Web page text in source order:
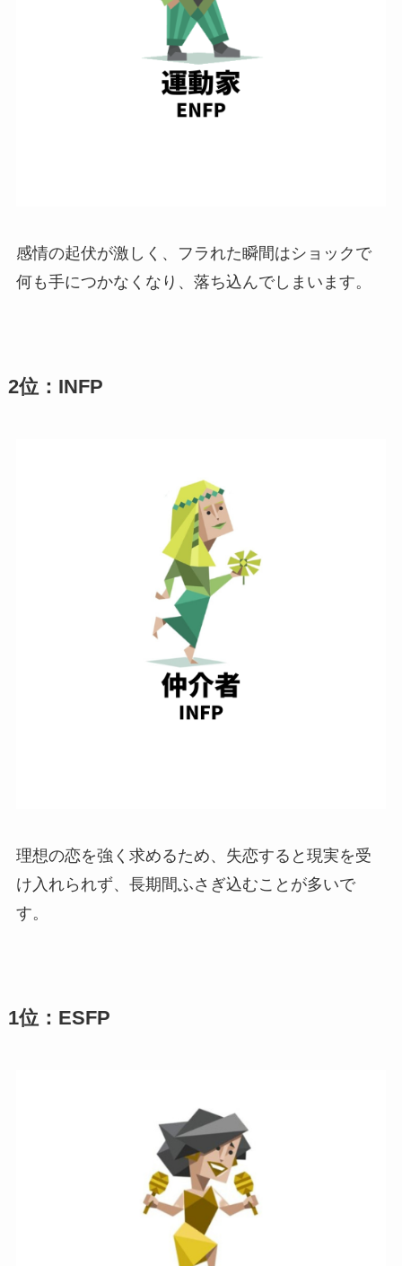
感情の起伏が激しく、フラれた瞬間はショックで
何も手につかなくなり、落ち込んでしまいます。
2位：INFP
理想の恋を強く求めるため、失恋すると現実を受
け入れられず、長期間ふさぎ込むことが多いで
す。
1位：ESFP